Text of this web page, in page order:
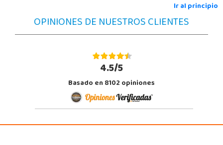
Juguetilandia Barakaldo
Vizcaya
Centro comercial Max Center Barrio, Kareaga K., s/n Planta 1 Local LC3
Ir al principio
OPINIONES DE NUESTROS CLIENTES
4.5/5
Basado en 8102 opiniones